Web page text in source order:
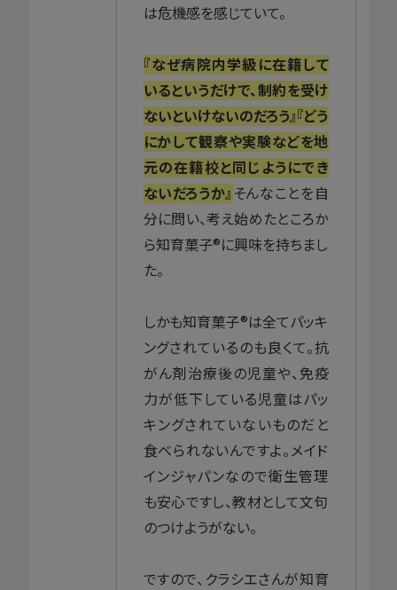
は危機感を感じていて。
『なぜ病院内学級に在籍して
いるというだけで、制約を受け
ないといけないのだろう』『どう
にかして観察や実験などを地
元の在籍校と同じようにでき
ないだろうか』 そんなことを自
分に問い、考え始めたところか
ら知育菓子®に興味を持ちまし
た。
しかも知育菓子®は全てパッキ
ングされているのも良くて。抗
がん剤治療後の児童や、免疫
力が低下している児童はパッ
キングされていないものだと
食べられないんですよ。メイド
インジャパンなので衛生管理
も安心ですし、教材として文句
のつけようがない。
ですので、クラシエさんが知育